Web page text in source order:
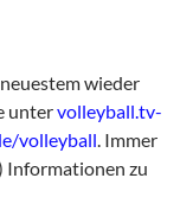
wieder
untervolleyball.tv-
volleyball. Immer
Informationen zu